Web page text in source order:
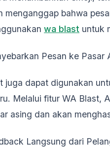
menganggap bahwa
wa blast untuk
Pesan ke Pasar
juga dapat digunakan
Melalui fitur WA Blast,
asing dan akan
Langsung dari